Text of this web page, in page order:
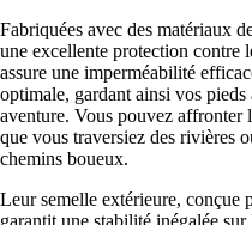
Fabriquées avec des matériaux
une excellente protection contre
assure une imperméabilité
optimale, gardant ainsi vos
aventure. Vous pouvez affronter
que vous traversiez des rivières
chemins boueux.
Leur semelle extérieure, conçue
garantit une stabilité inégalée sur